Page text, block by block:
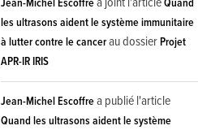
Jean-Michel Escoffre
Quand
les ultrasons aident le système immunitaire
à lutter contre le cancerau dossierProjet
APR-IR IRIS
Jean-Michel Escoffrea publié l'article
Quand les ultrasons aident le système